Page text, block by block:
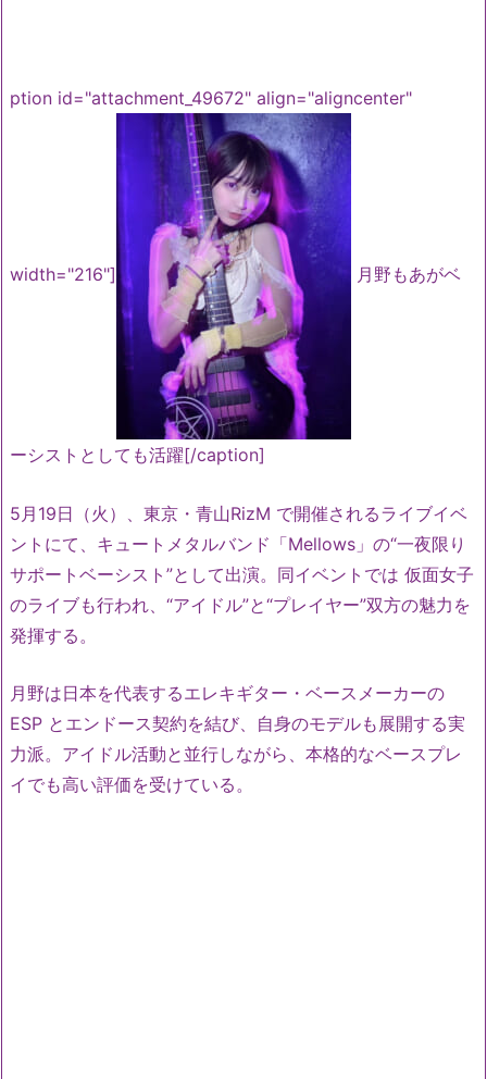
ption id="attachment_49672" align="aligncenter"
width="216"] 月野もあがベ
ーシストとしても活躍[/caption]
5月19日（火）、東京・青山RizM で開催されるライブイベ
ントにて、キュートメタルバンド「Mellows」の“一夜限り
サポートベーシスト”として出演。 同イベントでは 仮面女子
のライブも行われ、“アイドル”と“プレイヤー”双方の魅力を
発揮する。
月野は日本を代表するエレキギター・ベースメーカーの
ESP とエンドース契約を結び、自身のモデルも展開する実
力派。 アイドル活動と並行しながら、 本格的なベースプレ
イでも高い評価を受けている。